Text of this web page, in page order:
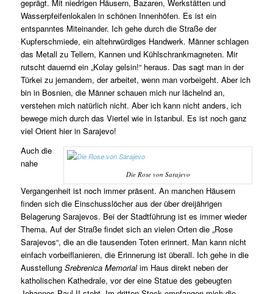
geprägt. Mit niedrigen Häusern, Bazaren, Werkstätten und
Wasserpfeifenlokalen in schönen Innenhöfen. Es ist ein
entspanntes Miteinander. Ich gehe durch die Straße der
Kupferschmiede, ein altehrwürdiges Handwerk. Männer schlagen
das Metall zu Tellern, Kannen und Kühlschrankmagneten. Mir
rutscht dauernd ein „Kolay gelsin!“ heraus. Das sagt man in der
Türkei zu jemandem, der arbeitet, wenn man vorbeigeht. Aber ich
bin in Bosnien, die Männer schauen mich nur lächelnd an,
verstehen mich natürlich nicht. Aber ich kann nicht anders, ich
bewege mich durch das Viertel wie in Istanbul. Es ist noch ganz
viel Orient hier in Sarajevo!
Die Rose von Sarajevo
Auch die
nahe
Vergangenheit ist noch immer präsent. An manchen Häusern
finden sich die Einschusslöcher aus der über dreijährigen
Belagerung Sarajevos. Bei der Stadtführung ist es immer wieder
Thema. Auf der Straße findet sich an vielen Orten die „Rose
Sarajevos“, die an die tausenden Toten erinnert. Man kann nicht
einfach vorbeiflanieren, die Erinnerung ist überall. Ich gehe in die
Ausstellung Srebrenica Memorialim Haus direkt neben der
katholischen Kathedrale, vor der eine Statue des gebeugten